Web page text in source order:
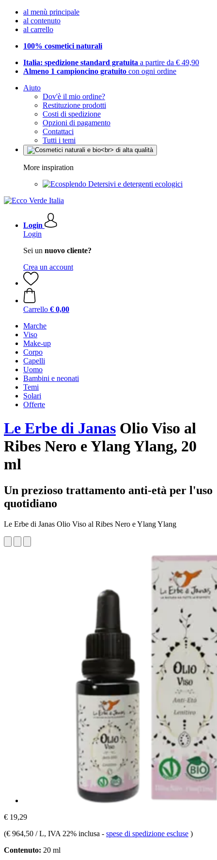
al menù principale
al contenuto
al carrello
100% cosmetici naturali
Italia: spedizione standard gratuita a partire da € 49,90
Almeno 1 campioncino gratuito con ogni ordine
Aiuto
Dov'è il mio ordine?
Restituzione prodotti
Costi di spedizione
Opzioni di pagamento
Contattaci
Tutti i temi
More inspiration
Detersivi e detergenti ecologici
Login
Login
Sei un nuovo cliente?
Crea un account
Carrello € 0,00
Marche
Viso
Make-up
Corpo
Capelli
Uomo
Bambini e neonati
Temi
Solari
Offerte
Le Erbe di Janas Olio Viso al
Ribes Nero e Ylang Ylang, 20
ml
Un prezioso trattamento anti-età per l'uso
quotidiano
Le Erbe di Janas Olio Viso al Ribes Nero e Ylang Ylang
€ 19,29
(€ 964,50 / L, IVA 22% inclusa - spese di spedizione escluse )
Contenuto: 20 ml